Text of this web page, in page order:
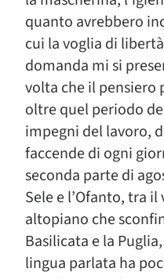
quanto avrebbero
cui la voglia di
domanda mi si
volta che il pensiero
oltre quel periodo
impegni del lavoro,
faccende di ogni
seconda parte di
Sele e l’Ofanto, tra il
altopiano che
Basilicata e la
lingua parlata ha